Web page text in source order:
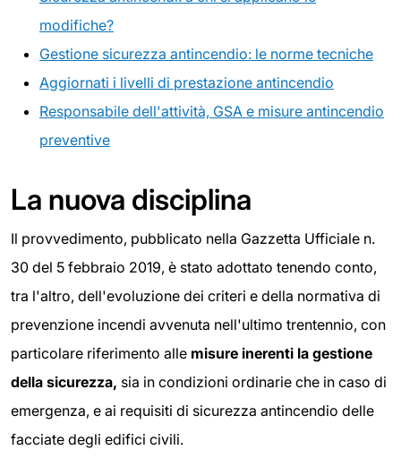
modifiche?
Gestione sicurezza antincendio: le norme tecniche
Aggiornati i livelli di prestazione antincendio
Responsabile dell'attività, GSA e misure antincendio
preventive
La nuova disciplina
Il provvedimento, pubblicato nella Gazzetta Ufficiale n.
30 del 5 febbraio 2019, è stato adottato tenendo conto,
tra l'altro, dell'evoluzione dei criteri e della normativa di
prevenzione incendi avvenuta nell'ultimo trentennio, con
particolare riferimento alle misure inerenti la gestione
della sicurezza, sia in condizioni ordinarie che in caso di
emergenza, e ai requisiti di sicurezza antincendio delle
facciate degli edifici civili.